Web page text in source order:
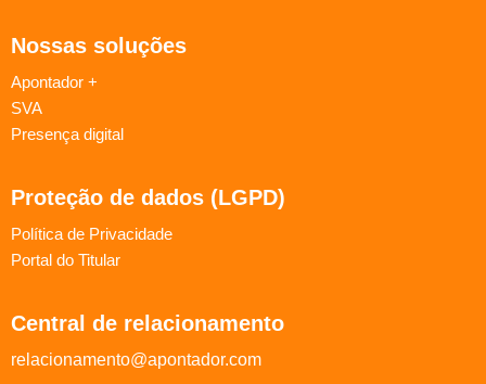
Nossas soluções
Apontador +
SVA
Presença digital
Proteção de dados (LGPD)
Política de Privacidade
Portal do Titular
Central de relacionamento
relacionamento@apontador.com